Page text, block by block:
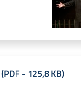
(PDF - 125,8 KB)